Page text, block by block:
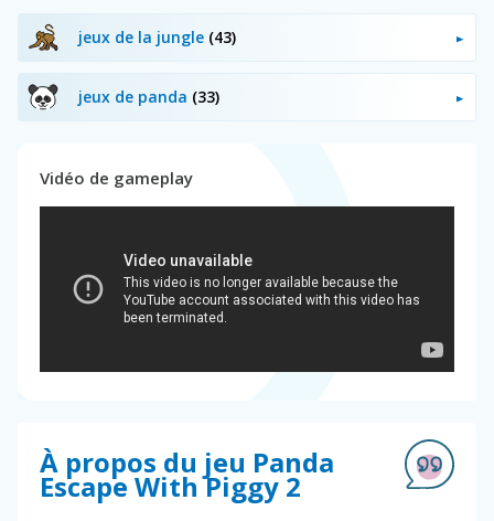
jeux de la jungle (43)
jeux de panda (33)
Vidéo de gameplay
À propos du jeu Panda
Escape With Piggy 2